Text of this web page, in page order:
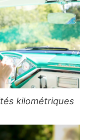
kilométriques